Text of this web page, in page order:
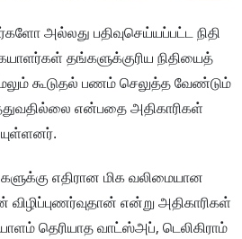
அல்லது பதிவுசெய்யப்பட்ட நிதி
தங்களுக்குரிய நிதியைத்
கூடுதல் பணம் செலுத்த வேண்டும்
என்பதை அதிகாரிகள்
எதிரான மிக வலிமையான
விழிப்புணர்வுதான் என்று அதிகாரிகள்
தெரியாத வாட்ஸ்அப், டெலிகிராம்